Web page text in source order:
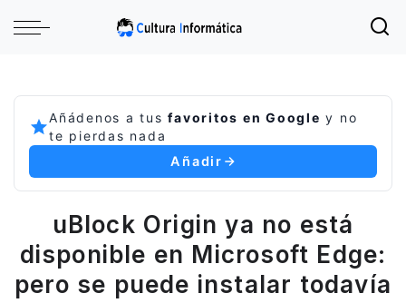
Añádenos a tusfavoritos en Google y no
te pierdas nada
Añadir
uBlock Origin ya no está
disponible en Microsoft Edge:
pero se puede instalar todavía